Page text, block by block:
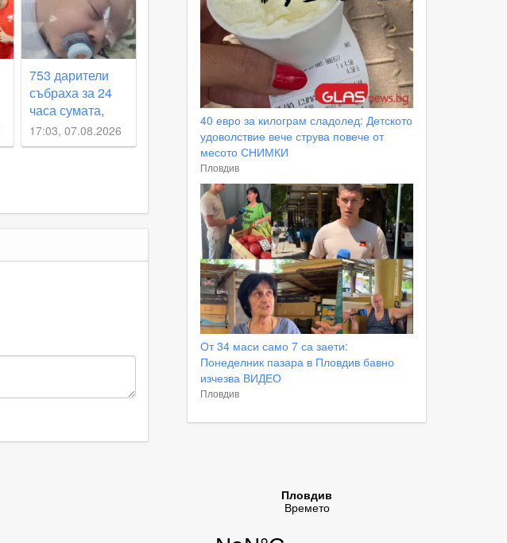
753 дарители
събраха за 24
часа сумата,
необходима за
мъничкия Пепи
17:03, 07.08.2026
40 евро за килограм сладолед: Детското
удоволствие вече струва повече от
месото СНИМКИ
Пловдив
От 34 маси само 7 са заети:
Понеделник пазара в Пловдив бавно
изчезва ВИДЕО
Пловдив